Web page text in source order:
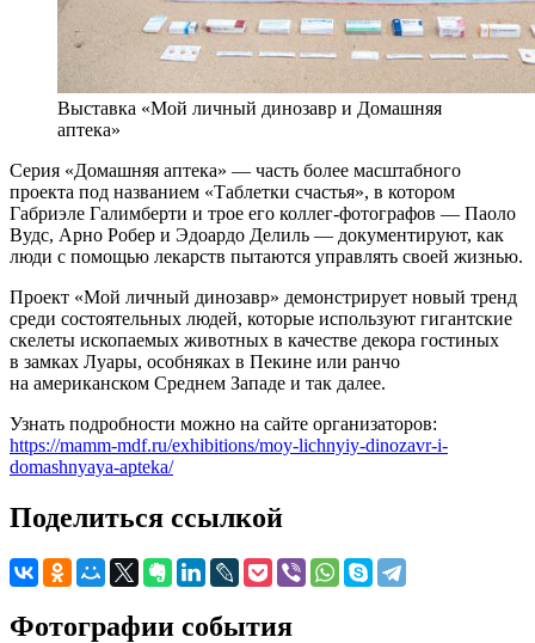
Выставка «Мой личный динозавр и Домашняя
аптека»
Серия «Домашняя аптека» — часть более масштабного
проекта под названием «Таблетки счастья», в котором
Габриэле Галимберти и трое его коллег-фотографов — Паоло
Вудс, Арно Робер и Эдоардо Делиль — документируют, как
люди с помощью лекарств пытаются управлять своей жизнью.
Проект «Мой личный динозавр» демонстрирует новый тренд
среди состоятельных людей, которые используют гигантские
скелеты ископаемых животных в качестве декора гостиных
в замках Луары, особняках в Пекине или ранчо
на американском Среднем Западе и так далее.
Узнать подробности можно на сайте организаторов:
https://mamm-mdf.ru/exhibitions/moy-lichnyiy-dinozavr-i-
domashnyaya-apteka/
Поделиться ссылкой
Фотографии события